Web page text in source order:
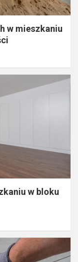
w mieszkaniu
w bloku